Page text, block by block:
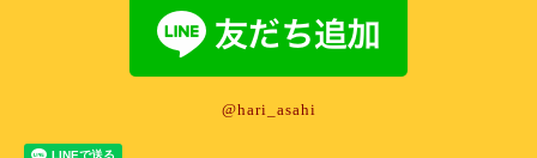
@hari_asahi